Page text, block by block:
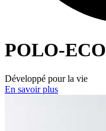
POLO-ECO
Développé pour la vie
En savoir plus